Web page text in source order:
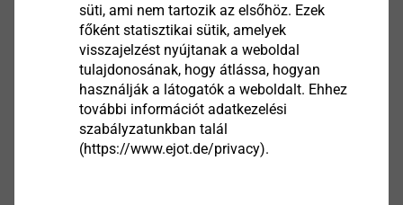
EJOT ALtracs®Xt
Termék megtekintése
süti, ami nem tartozik az elsőhöz. Ezek
főként statisztikai sütik, amelyek
visszajelzést nyújtanak a weboldal
tulajdonosának, hogy átlássa, hogyan
használják a látogatók a weboldalt. Ehhez
további információt adatkezelési
szabályzatunkban talál
(https://www.ejot.de/privacy).